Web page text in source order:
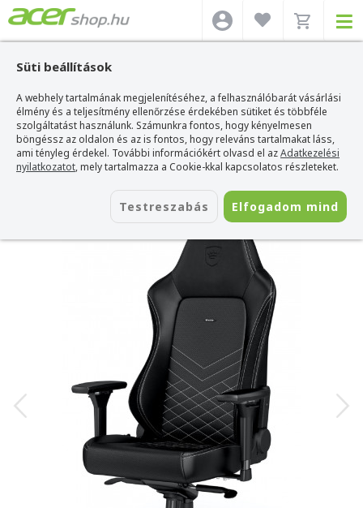
Süti beállítások
A webhely tartalmának megjelenítéséhez, a felhasználóbarát vásárlási
élmény és a teljesítmény ellenőrzése érdekében sütiket és többféle
szolgáltatást használunk. Számunkra fontos, hogy kényelmesen
böngéssz az oldalon és az is fontos, hogy releváns tartalmakat láss,
ami tényleg érdekel. További információkért olvasd el azAdatkezelési
nyilatkozatot, mely tartalmazza a Cookie-kkal kapcsolatos részleteket.
Testreszabás Elfogadom mind
Acer webshop>Kiegészítők>Gaming szék / asztal / szőnyeg > Noblechairs
Gaming szék / asztal / szőnyeg >Noblechairs Hero Gaming Chair -
Fekete/Platina Fehér
Noblechairs Hero Gaming Chair -
Fekete/Platina Fehér
NBL-HRO-PU-BPW